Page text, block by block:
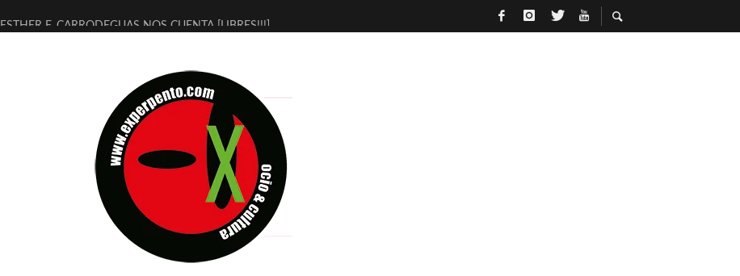
ESTHER F. CARRODEGUAS NOS CUENTA [LIBRES!!!]
[ELECTRA JONDA] DE JUAN GUERRERO ZAMORA
TIMBRE 4, LA ESCUELA DEL DIRECTOR TEATRAL CLAUDIO TOLCACHIR
30 AÑOS (NO ES NADA) DE LA KATARSIS DEL TOMATAZO
MILITARES JUDÍAS EN #EXVITA
D’BALDOMEROS REINVENTAN [BITÁCORA 3.0] EN EXVITA
MARSHALL FLASH PRESENTA EN EXVITA [RELATIVA SENCILLEZ]
JOFRE BARDAGÍ EN EXVITA INTERPRETANDO A SERRAT